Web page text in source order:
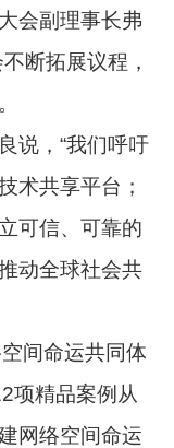
会副理事长弗
断拓展议程，
，“我们呼吁
术共享平台；
可信、可靠的
动全球社会共
间命运共同体
项精品案例从
网络空间命运